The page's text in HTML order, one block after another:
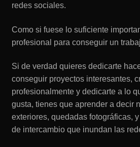
redes sociales.
Como si fuese lo suficiente
profesional para conseguir un
Si de verdad quieres dedicarte
conseguir proyectos interesantes,
profesionalmente y dedicarte a lo
gusta, tienes que aprender a decir
exteriores, quedadas fotográficas,
de intercambio que inundan las